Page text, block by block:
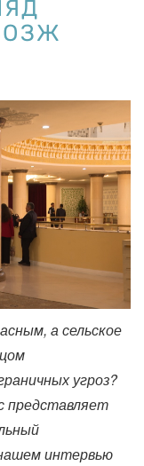
а сельское
угроз?
представляет
интервью